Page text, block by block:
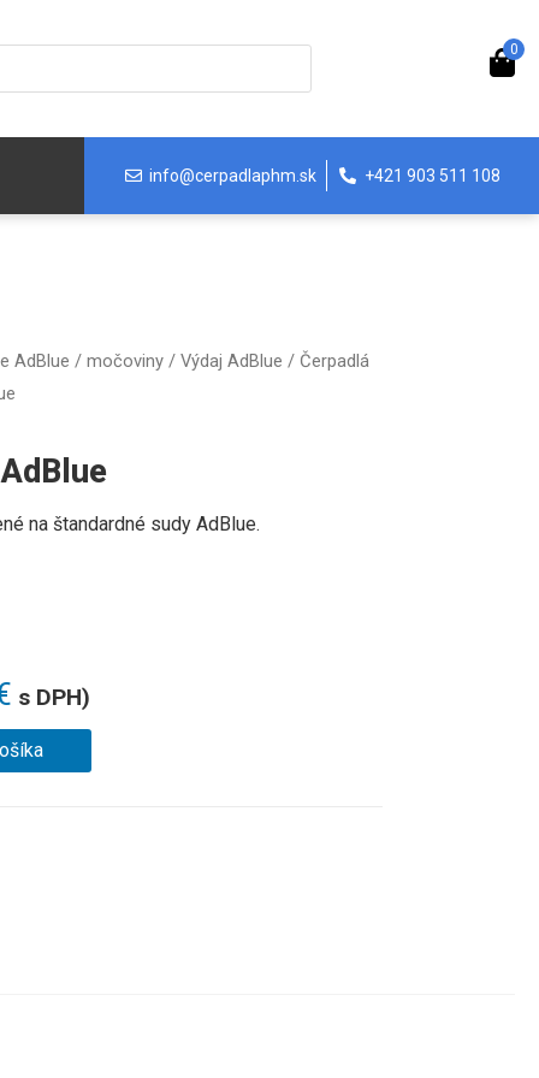
0
info@cerpadlaphm.sk +421 903 511 108
AdBlue / močoviny/ Výdaj AdBlue / Čerpadlá
s DPH)
na štandardné sudy AdBlue.